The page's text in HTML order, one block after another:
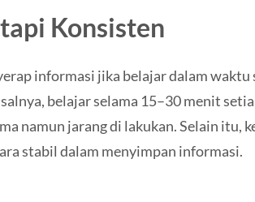
Konsisten
informasi jika belajar dalam waktu
belajar selama 15–30 menit
namun jarang di lakukan. Selain itu,
stabil dalam menyimpan informasi.